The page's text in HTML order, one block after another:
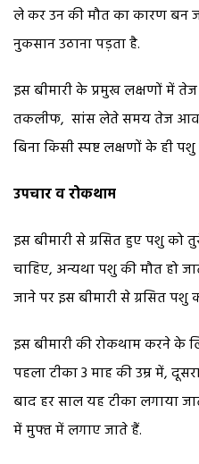
ले कर उन की मौत का कारण बन
नुकसान उठाना पड़ता है.
इस बीमारी के प्रमुख लक्षणों में
तकलीफ, सांस लेते समय तेज
बिना किसी स्पष्ट लक्षणों के ही
उपचार व रोकथाम
इस बीमारी से ग्रसित हुए पशु को
चाहिए, अन्यथा पशु की मौत हो
जाने पर इस बीमारी से ग्रसित
इस बीमारी की रोकथाम करने के
पहला टीका 3 माह की उम्र में,
बाद हर साल यह टीका लगाया
में मुफ्त में लगाए जाते हैं.